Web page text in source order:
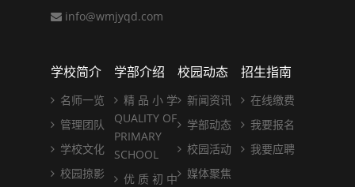
info@wmjyqd.com
学校简介
名师一览
管理团队
学校文化
校园掠影
学部介绍
精 品 小 学
QUALITY OF
PRIMARY
SCHOOL
优 质 初 中
校园动态
新闻资讯
学部动态
校园活动
媒体聚焦
招生指南
在线缴费
我要报名
我要应聘